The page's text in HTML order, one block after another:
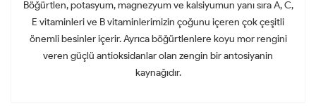
Böğürtlen, potasyum, magnezyum ve kalsiyumun yanı sıra A, C,
E vitaminleri ve B vitaminlerimizin çoğunu içeren çok çeşitli
önemli besinler içerir. Ayrıca böğürtlenlere koyu mor rengini
veren güçlü antioksidanlar olan zengin bir antosiyanin
kaynağıdır.